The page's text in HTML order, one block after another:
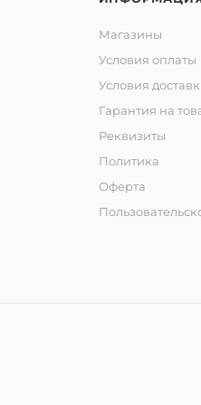
Магазины
Условия оплаты
Условия
Гарантия на
Реквизиты
Политика
Оферта